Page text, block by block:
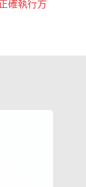
確執行方